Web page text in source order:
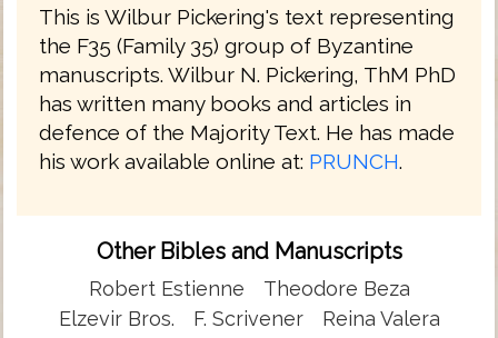
This is Wilbur Pickering's text representing
the F35 (Family 35) group of Byzantine
manuscripts. Wilbur N. Pickering, ThM PhD
has written many books and articles in
defence of the Majority Text. He has made
his work available online at: PRUNCH.
Other Bibles and Manuscripts
Robert Estienne
Theodore Beza
Elzevir Bros.
F. Scrivener Reina Valera